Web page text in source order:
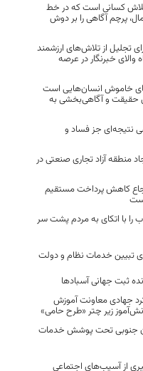
تلاش کسانی است که در خط
پرچم آگاهی را بر دوش
تجلیل از تلاش‌های ارزشمند
خبرنگار در عرصه
خاموش انسان‌هایی است
حقیقت و آگاهی‌بخشی به
نتیجه‌ای جز فساد و
منطقه آزاد تجاری صنعتی در
کاهش پرداخت مستقیم
را با اتکای به مردم پشت سر
تبیین خدمات نظام و دولت
ثبت جهانی آسبادها
جهادی معاونت آموزش
جنوبی تحت پوشش خدمات
از آسیب‌های اجتماعی